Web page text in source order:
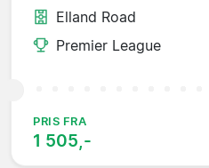
Elland Road
Premier League
PRIS FRA
1 505,-